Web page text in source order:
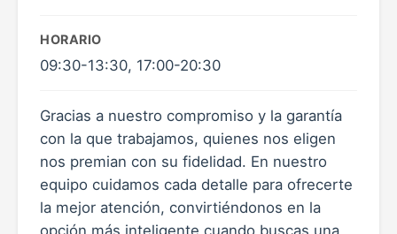
HORARIO
09:30-13:30, 17:00-20:30
Gracias a nuestro compromiso y la garantía
con la que trabajamos, quienes nos eligen
nos premian con su fidelidad. En nuestro
equipo cuidamos cada detalle para ofrecerte
la mejor atención, convirtiéndonos en la
opción más inteligente cuando buscas una